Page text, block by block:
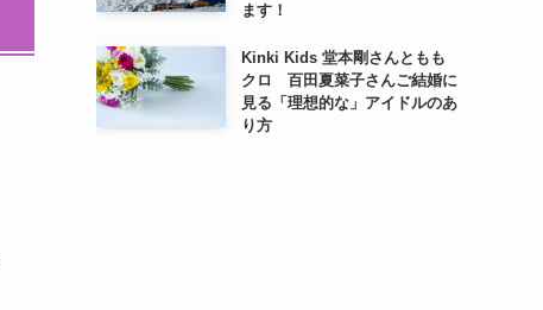
ます！
Kinki Kids 堂本剛さんともも
クロ 百田夏菜子さんご結婚に
見る「理想的な」アイドルのあ
り方